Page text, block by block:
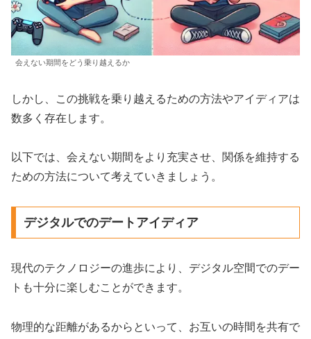
会えない期間をどう乗り越えるか
しかし、この挑戦を乗り越えるための方法やアイディアは
数多く存在します。
以下では、会えない期間をより充実させ、関係を維持する
ための方法について考えていきましょう。
デジタルでのデートアイディア
現代のテクノロジーの進歩により、デジタル空間でのデー
トも十分に楽しむことができます。
物理的な距離があるからといって、お互いの時間を共有で